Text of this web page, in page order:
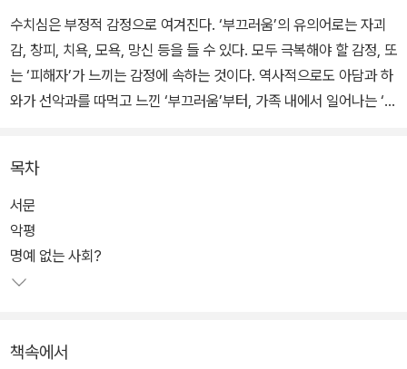
수치심은 부정적 감정으로 여겨진다. ‘부끄러움’의 유의어로는 자괴
감, 창피, 치욕, 모욕, 망신 등을 들 수 있다. 모두 극복해야 할 감정, 또
는 ‘피해자’가 느끼는 감정에 속하는 것이다. 역사적으로도 아담과 하
와가 선악과를 따먹고 느낀 ‘부끄러움’부터, 가족 내에서 일어나는 ‘명
그러나 한편으로 수치심은 마땅히 가져야 할 것으로 묘사되기도 한
다. “수치심을 모르는 자들 같으니”, “염치가 있어야지”, “창피한 줄을
알아야지” 같은 용례에서처럼. 이런 용례에서 수치심은 사회적이고
정치적인 판단을 함축한다. 수치심을 아는 이들, 염치가 있는 이들, 마
목차
서문
악평
명예 없는 사회?
책속에서